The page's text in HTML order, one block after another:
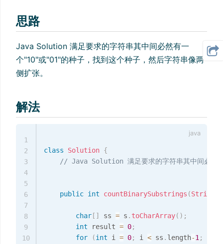
思路
Java Solution 满足要求的字符串其中间必然有一
个"10"或"01"的种子，找到这个种子，然后字符串像两
侧扩张。
解法
class Solution {
// Java Solution 满足要求的字符串其中间必然有
public int countBinarySubstrings (String
char [ ] ss = s . toCharArray( ) ;
int result = 0;
for
(int i = 0; i < ss . length-1;
1
2
3
4
5
6
7
8
9
10